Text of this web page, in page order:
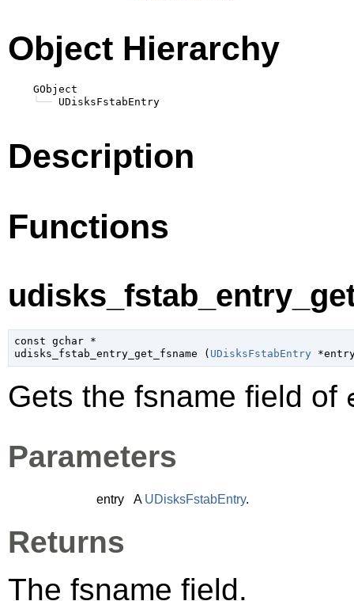
Object Hierarchy
    GObject
╰──
Description
Functions
const gchar *
udisks_fstab_entry_get_fsname ( UDisksFstabEntry
Gets the fsname field of
Parameters
entry A UDisksFstabEntry.
Returns
The fsname field.